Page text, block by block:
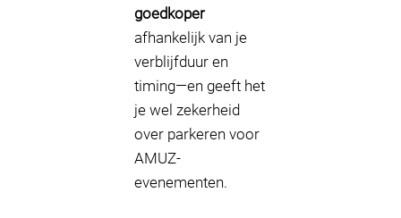
goedkoper
afhankelijk van je
verblijfduur en
timing—en geeft het
je wel zekerheid
over parkeren voor
AMUZ-
evenementen.